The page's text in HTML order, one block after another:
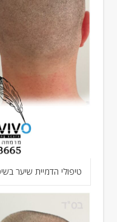
טיפולי הדמיית שיער